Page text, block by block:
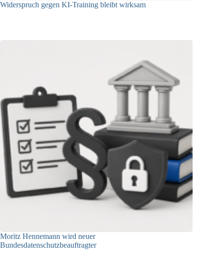
Widerspruch gegen KI-Training bleibt wirksam
Moritz Hennemann wird neuer
Bundesdatenschutzbeauftragter